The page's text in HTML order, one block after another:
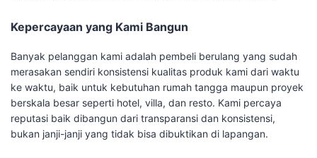
Kepercayaan yang Kami Bangun
Banyak pelanggan kami adalah pembeli berulang yang sudah
merasakan sendiri konsistensi kualitas produk kami dari waktu
ke waktu, baik untuk kebutuhan rumah tangga maupun proyek
berskala besar seperti hotel, villa, dan resto. Kami percaya
reputasi baik dibangun dari transparansi dan konsistensi,
bukan janji-janji yang tidak bisa dibuktikan di lapangan.